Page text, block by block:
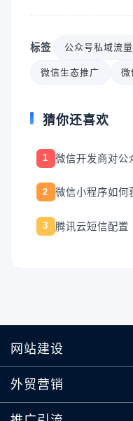
标签 公众号私域流量
微信生态推广 微
猜你还喜欢
1 微信开发商对公
2 微信小程序如何
3 腾讯云短信配置
网站建设
外贸营销